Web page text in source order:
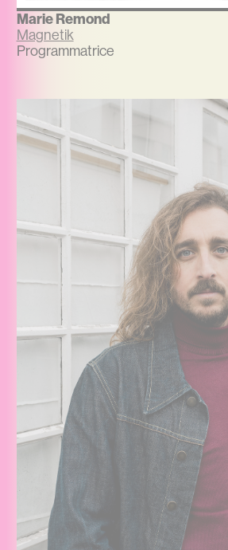
Marie Remond
Magnetik
Programmatrice